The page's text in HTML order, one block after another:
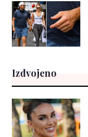
Izdvojeno